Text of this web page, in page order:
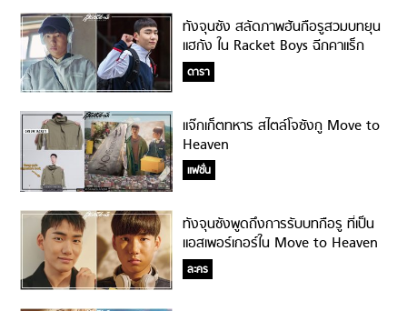
ทังจุนซัง สลัดภาพฮันกือรูสวมบทยุน
แฮกัง ใน Racket Boys ฉีกคาแร็ก
เตอร์ 360 องศา!
ดารา
แจ๊กเก็ตทหาร สไตล์โจซังกู Move to
Heaven
แฟชั่น
ทังจุนซังพูดถึงการรับบทกือรู ที่เป็น
แอสเพอร์เกอร์ใน Move to Heaven
จนผู้กำกับยกเป็นนักแสดงอัจฉริยะ!
ละคร